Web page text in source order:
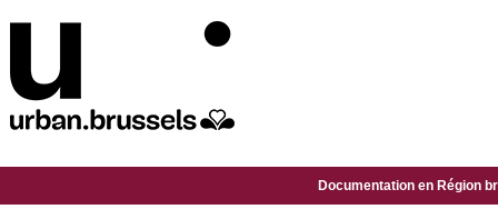
Documentation en Région